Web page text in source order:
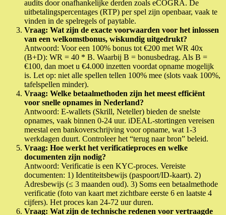
audits door onafhankelijke derden zoals eCOGRA. De
uitbetalingspercentages (RTP) per spel zijn openbaar, vaak te
vinden in de spelregels of paytable.
Vraag: Wat zijn de exacte voorwaarden voor het inlossen
van een welkomstbonus, wiskundig uitgedrukt?
Antwoord: Voor een 100% bonus tot €200 met WR 40x
(B+D): WR = 40 * B. Waarbij B = bonusbedrag. Als B =
€100, dan moet u €4.000 inzetten voordat opname mogelijk
is. Let op: niet alle spellen tellen 100% mee (slots vaak 100%,
tafelspellen minder).
Vraag: Welke betaalmethoden zijn het meest efficiënt
voor snelle opnames in Nederland?
Antwoord: E-wallets (Skrill, Neteller) bieden de snelste
opnames, vaak binnen 0-24 uur. iDEAL-stortingen vereisen
meestal een bankoverschrijving voor opname, wat 1-3
werkdagen duurt. Controleer het “terug naar bron” beleid.
Vraag: Hoe werkt het verificatieproces en welke
documenten zijn nodig?
Antwoord: Verificatie is een KYC-proces. Vereiste
documenten: 1) Identiteitsbewijs (paspoort/ID-kaart). 2)
Adresbewijs (≤ 3 maanden oud). 3) Soms een betaalmethode
verificatie (foto van kaart met zichtbare eerste 6 en laatste 4
cijfers). Het proces kan 24-72 uur duren.
Vraag: Wat zijn de technische redenen voor vertraagde